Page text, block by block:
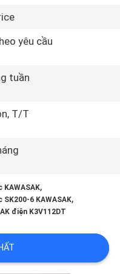
yêu cầu
tuần
T/T
KAWASAK,
6 KAWASAK,
điện K3V112DT